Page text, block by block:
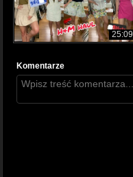
25:09
Komentarze